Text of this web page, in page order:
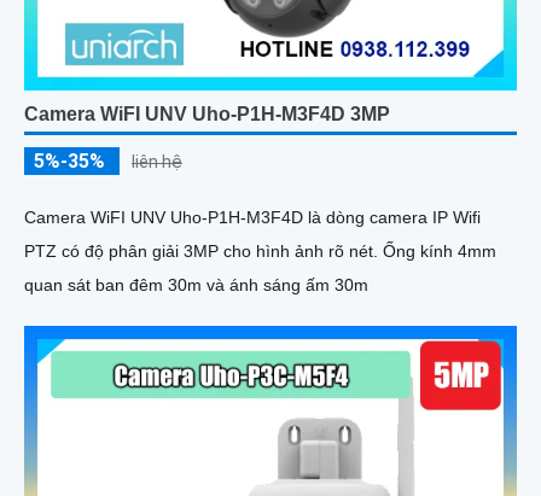
Camera WiFI UNV Uho-P1H-M3F4D 3MP
5%-35% liên hệ
Camera WiFI UNV Uho-P1H-M3F4D là dòng camera IP Wifi
PTZ có độ phân giải 3MP cho hình ảnh rõ nét. Ống kính 4mm
quan sát ban đêm 30m và ánh sáng ấm 30m